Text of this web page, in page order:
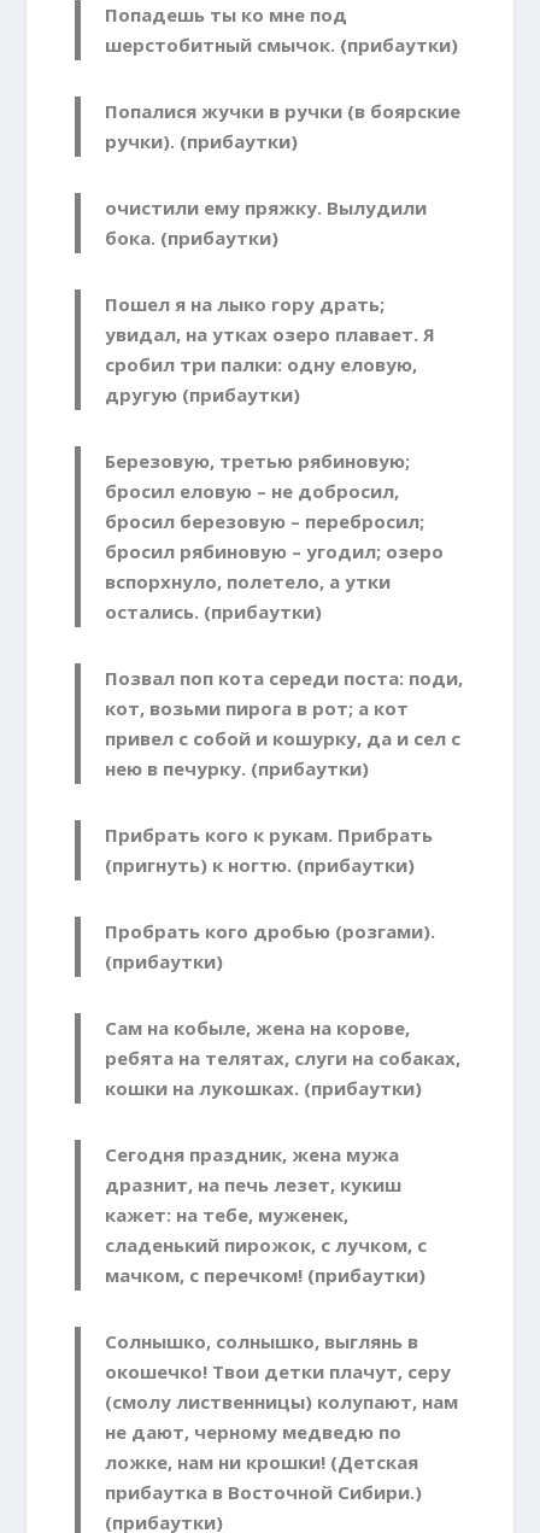
Попадешь ты ко мне под
шерстобитный смычок. (прибаутки)
Попалися жучки в ручки (в боярские
ручки). (прибаутки)
очистили ему пряжку. Вылудили
бока. (прибаутки)
Пошел я на лыко гору драть;
увидал, на утках озеро плавает. Я
сробил три палки: одну еловую,
другую (прибаутки)
Березовую, третью рябиновую;
бросил еловую – не добросил,
бросил березовую – перебросил;
бросил рябиновую – угодил; озеро
вспорхнуло, полетело, а утки
остались. (прибаутки)
Позвал поп кота середи поста: поди,
кот, возьми пирога в рот; а кот
привел с собой и кошурку, да и сел с
нею в печурку. (прибаутки)
Прибрать кого к рукам. Прибрать
(пригнуть) к ногтю. (прибаутки)
Пробрать кого дробью (розгами).
(прибаутки)
Сам на кобыле, жена на корове,
ребята на телятах, слуги на собаках,
кошки на лукошках. (прибаутки)
Сегодня праздник, жена мужа
дразнит, на печь лезет, кукиш
кажет: на тебе, муженек,
сладенький пирожок, с лучком, с
мачком, с перечком! (прибаутки)
Солнышко, солнышко, выглянь в
окошечко! Твои детки плачут, серу
(смолу лиственницы) колупают, нам
не дают, черному медведю по
ложке, нам ни крошки! (Детская
прибаутка в Восточной Сибири.)
(прибаутки)